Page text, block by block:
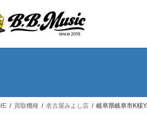
買取機種 名古屋みよし店 岐阜県岐阜市K様